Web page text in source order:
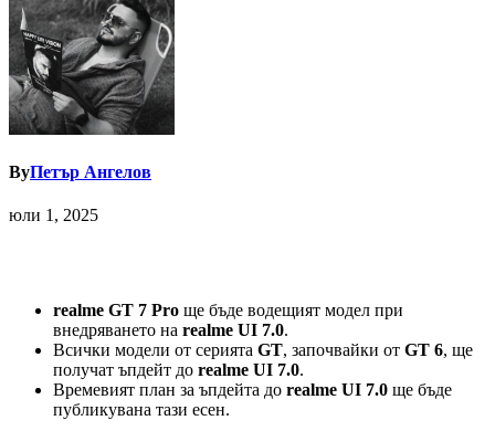
ByПетър Ангелов
юли 1, 2025
realme GT 7 Pro ще бъде водещият модел при
внедряването на realme UI 7.0.
Всички модели от серията GT, започвайки от GT 6, ще
получат ъпдейт до realme UI 7.0.
Времевият план за ъпдейта до realme UI 7.0 ще бъде
публикувана тази есен.